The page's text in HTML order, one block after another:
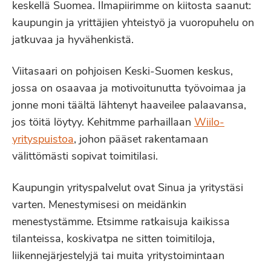
keskellä Suomea. Ilmapiirimme on kiitosta saanut:
kaupungin ja yrittäjien yhteistyö ja vuoropuhelu on
jatkuvaa ja hyvähenkistä.
Viitasaari on pohjoisen Keski-Suomen keskus,
jossa on osaavaa ja motivoitunutta työvoimaa ja
jonne moni täältä lähtenyt haaveilee palaavansa,
jos töitä löytyy. Kehitmme parhaillaan Wiilo-
yrityspuistoa, johon pääset rakentamaan
välittömästi sopivat toimitilasi.
Kaupungin yrityspalvelut ovat Sinua ja yritystäsi
varten. Menestymisesi on meidänkin
menestystämme. Etsimme ratkaisuja kaikissa
tilanteissa, koskivatpa ne sitten toimitiloja,
liikennejärjestelyjä tai muita yritystoimintaan